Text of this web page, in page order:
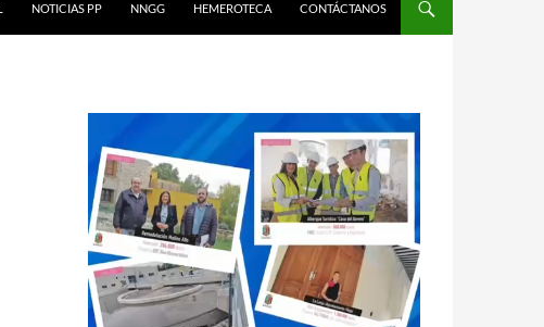
NOTICIAS PP NNGG HEMEROTECA CONTÁCTANOS